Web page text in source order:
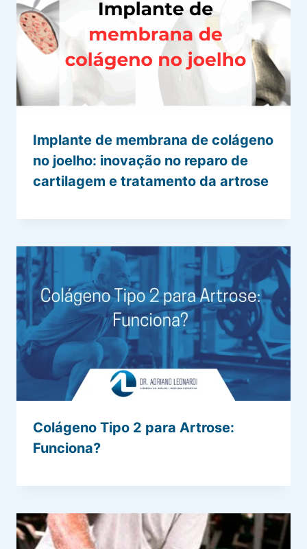
Implante de membrana de colágeno
no joelho: inovação no reparo de
cartilagem e tratamento da artrose
Colágeno Tipo 2 para Artrose:
Funciona?